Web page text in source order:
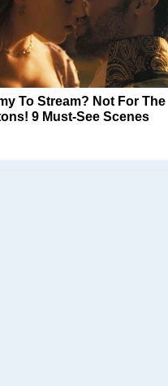
To Stream? Not For The
9 Must-See Scenes